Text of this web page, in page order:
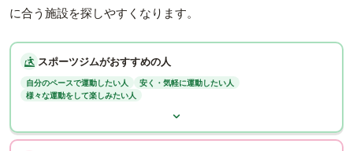
に合う施設を探しやすくなります。
スポーツジムがおすすめの人
自分のペースで運動したい人
安く・気軽に運動したい人
様々な運動をして楽しみたい人